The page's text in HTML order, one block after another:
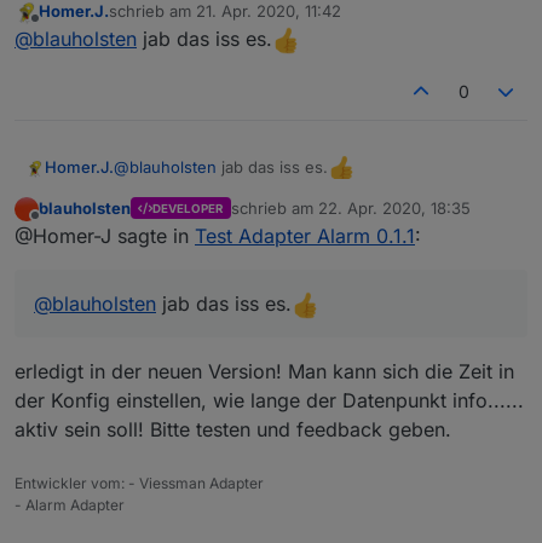
Okay?
Offline
Homer.J.schrieb am 21. Apr. 2020, 11:42
zuletzt editiert von
@blauholsten jab das iss es.
0
Homer.J.@blauholsten jab das iss es.
Offline
blauholsten DEVELOPER schrieb am 22. Apr. 2020, 18:35
zuletzt editiert von
@Homer-J sagte in Test Adapter Alarm 0.1.1:
@blauholsten jab das iss es.
erledigt in der neuen Version! Man kann sich die Zeit in
der Konfig einstellen, wie lange der Datenpunkt info......
aktiv sein soll! Bitte testen und feedback geben.
Entwickler vom: - Viessman Adapter
- Alarm Adapter